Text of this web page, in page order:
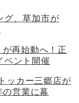
グ、草加市が
再始動へ！正
ベント開催
ッカー三郷店が
営業に幕